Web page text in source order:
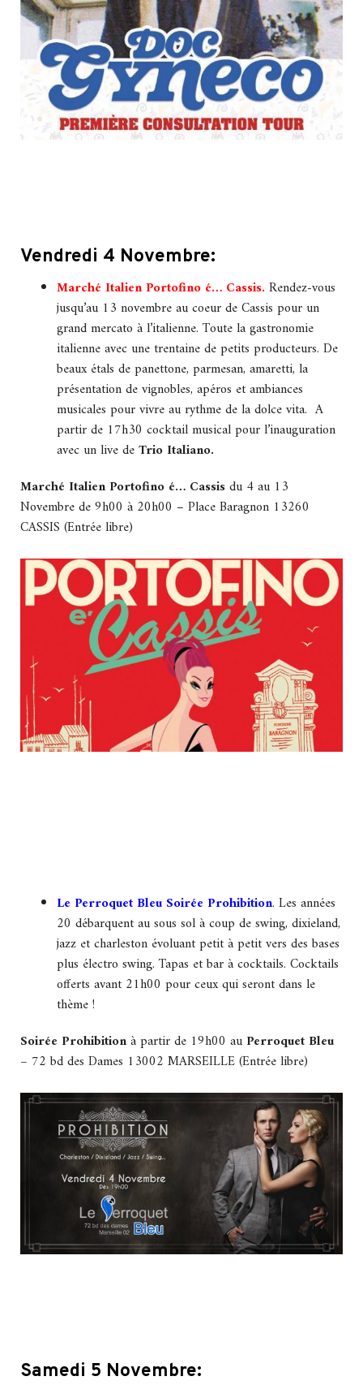
Vendredi 4 Novembre:
Marché Italien Portofino é… Cassis. Rendez-vous
jusqu’au 13 novembre au coeur de Cassis pour un
grand mercato à l’italienne. Toute la gastronomie
italienne avec une trentaine de petits producteurs. De
beaux étals de panettone, parmesan, amaretti, la
présentation de vignobles, apéros et ambiances
musicales pour vivre au rythme de la dolce vita. A
partir de 17h30 cocktail musical pour l’inauguration
avec un live deTrio Italiano.
Marché Italien Portofino é… Cassisdu 4 au 13
Novembre de 9h00 à 20h00 – Place Baragnon 13260
CASSIS (Entrée libre)
Le Perroquet Bleu Soirée Prohibition. Les années
20 débarquent au sous sol à coup de swing, dixieland,
jazz et charleston évoluant petit à petit vers des bases
plus électro swing. Tapas et bar à cocktails. Cocktails
offerts avant 21h00 pour ceux qui seront dans le
thème !
Soirée Prohibitionà partir de 19h00 au Perroquet Bleu
– 72 bd des Dames 13002 MARSEILLE (Entrée libre)
Samedi 5 Novembre: